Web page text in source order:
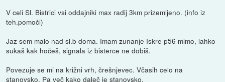
V celi Sl. Bistrici vsi oddajniki max radij 3km prizemljeno. (info iz
teh.pomoči)
Jaz sem malo nad sl.b doma. Imam zunanje Iskre p56 mimo, lahko
sukaš kak hočeš, signala iz bisterce ne dobiš.
Povezuje se mi na križni vrh, črešnjevec. Včasih celo na
stanovsko. Pa več kako daleč je stanovsko.